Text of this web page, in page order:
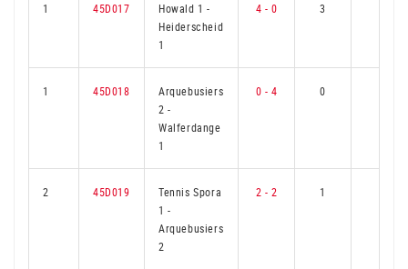
1 45D017 Howald 1-
Heiderscheid
1
4 - 0 3
1 45D018
Arquebusiers
2-
Walferdange
1
0 - 4 0
2 45D019
Tennis Spora
1-
Arquebusiers
2
2 - 2 1